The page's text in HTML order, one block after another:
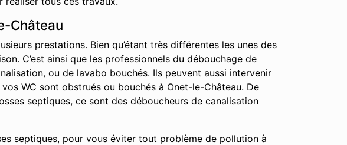
Château
prestations. Bien qu’étant très différentes les unes des
C’est ainsi que les professionnels du débouchage de
ou de lavabo bouchés. Ils peuvent aussi intervenir
WC sont obstrués ou bouchés à Onet-le-Château. De
septiques, ce sont des déboucheurs de canalisation
septiques, pour vous éviter tout problème de pollution à